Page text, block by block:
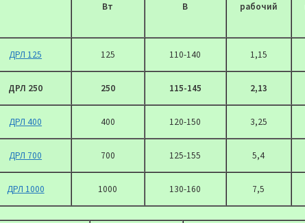
Вт В рабочий
ДРЛ 125 125 110-140 1,15
ДРЛ 250 250 115-145 2,13
ДРЛ 400 400 120-150 3,25
ДРЛ 700 700 125-155 5,4
ДРЛ 1000 1000 130-160 7,5